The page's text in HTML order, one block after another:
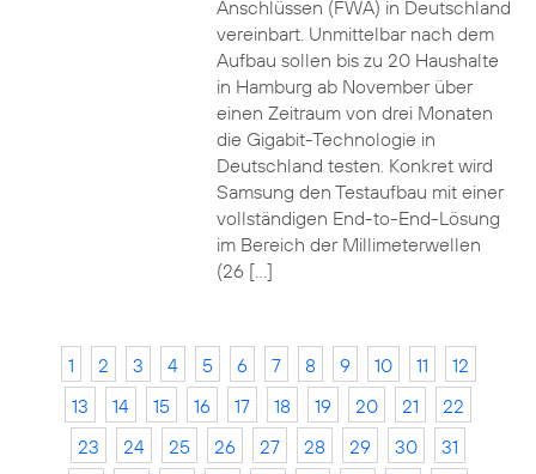
Anschlüssen (FWA) in Deutschland
vereinbart. Unmittelbar nach dem
Aufbau sollen bis zu 20 Haushalte
in Hamburg ab November über
einen Zeitraum von drei Monaten
die Gigabit-Technologie in
Deutschland testen. Konkret wird
Samsung den Testaufbau mit einer
vollständigen End-to-End-Lösung
im Bereich der Millimeterwellen
(26 […]
1 2 3 4 5 6 7 8 9 10 11
12
13
14 15 16 17 18 19 20 21
22
23
24 25 26 27 28 29 30
31